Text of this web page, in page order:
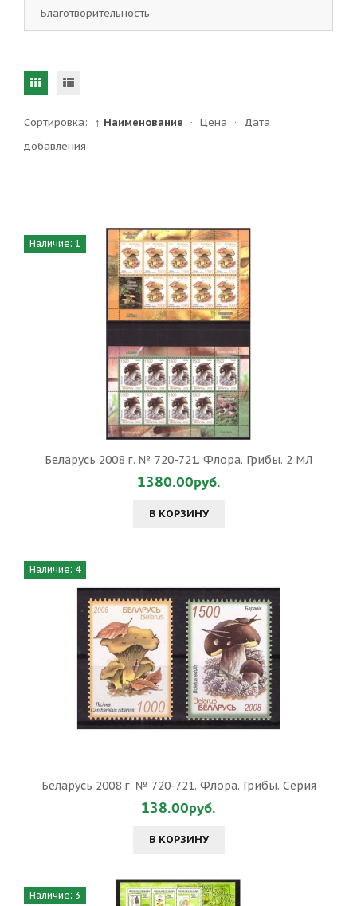
Сортировка: ↑ Наименование · Цена ·
Дата
добавления
Наличие: 1
Беларусь 2008 г. № 720-721. Флора. Грибы. 2 МЛ
1380.00руб.
В КОРЗИНУ
Наличие: 4
Беларусь 2008 г. № 720-721. Флора. Грибы. Серия
138.00руб.
В КОРЗИНУ
Наличие: 3
Благотворительность